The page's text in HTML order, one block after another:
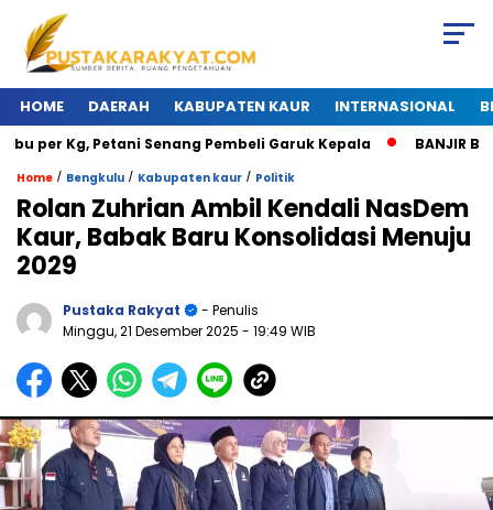
HOME DAERAH KABUPATEN KAUR INTERNASIONAL
Kg, Petani Senang Pembeli Garuk Kepala BANJIR
Home / Bengkulu / Kabupaten kaur / Politik
Rolan Zuhrian Ambil Kendali NasDem
Kaur, Babak Baru Konsolidasi Menuju
2029
Pustaka Rakyat
- Penulis
Minggu, 21 Desember 2025 - 19:49 WIB